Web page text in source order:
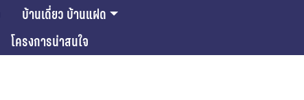
บ้านเดี่ยว บ้านแฝด
โครงการน่าสนใจ